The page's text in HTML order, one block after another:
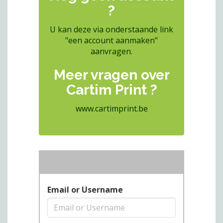
?
U kan deze via onderstaande link
"een account aanmaken"
aanvragen.
Meer vragen over
Cartim Print ?
www.cartimprint.be
Email or Username